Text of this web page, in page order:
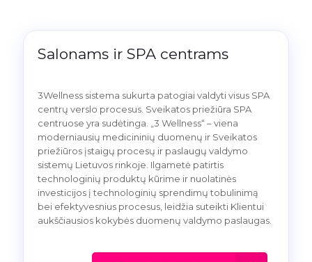
Salonams ir SPA centrams
3Wellness sistema sukurta patogiai valdyti visus SPA
centrų verslo procesus. Sveikatos priežiūra SPA
centruose yra sudėtinga. „3 Wellness“ – viena
moderniausių medicininių duomenų ir Sveikatos
priežiūros įstaigų procesų ir paslaugų valdymo
sistemų Lietuvos rinkoje. Ilgametė patirtis
technologinių produktų kūrime ir nuolatinės
investicijos į technologinių sprendimų tobulinimą
bei efektyvesnius procesus, leidžia suteikti Klientui
aukščiausios kokybės duomenų valdymo paslaugas.